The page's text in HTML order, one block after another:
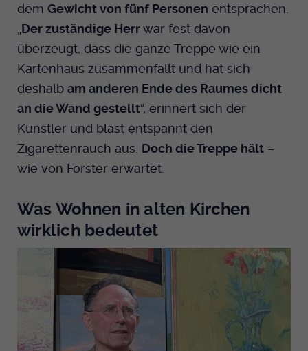
dem Gewicht von fünf Personen entsprachen.
Der zuständige Herrwar fest davon
überzeugt, dass die ganze Treppe wie ein
Kartenhaus zusammenfällt und hat sich
deshalb am anderen Ende des Raumes dicht
an die Wand gestellt“, erinnert sich der
Künstler und bläst entspannt den
Zigarettenrauch aus. Doch die Treppe hält –
wie von Forster erwartet.
Was Wohnen in alten Kirchen
wirklich bedeutet